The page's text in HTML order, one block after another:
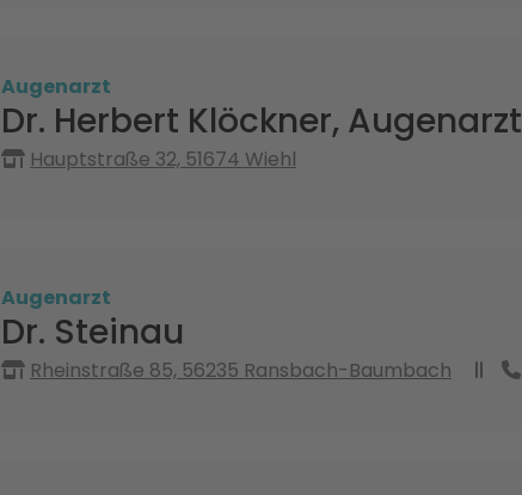
Augenarzt
Dr. Herbert Klöckner, Augenarzt
Hauptstraße 32, 51674 Wiehl
Augenarzt
Dr. Steinau
Rheinstraße 85, 56235 Ransbach-Baumbach